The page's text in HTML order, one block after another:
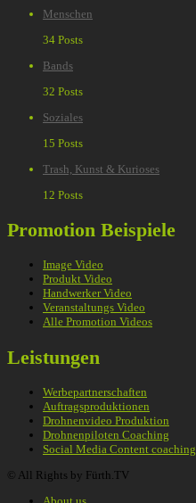
Menschen
34 Posts
Bands
32 Posts
Soziales
15 Posts
Trash, Kunst & Kurioses
12 Posts
Promotion Beispiele
Image Video
Produkt Video
Handwerker Video
Veranstaltungs Video
Alle Promotion Videos
Leistungen
Werbepartnerschaften
Auftragsproduktionen
Drohnenvideo Produktion
Drohnenpiloten Coaching
Social Media Content coaching
© All Rights by Fürth.TV